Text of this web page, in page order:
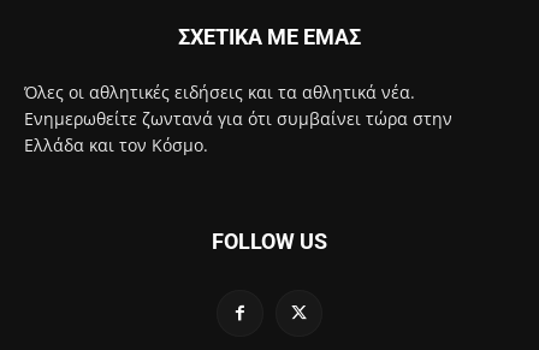
ΣΧΕΤΙΚΑ ΜΕ ΕΜΑΣ
Όλες οι αθλητικές ειδήσεις και τα αθλητικά νέα.
Ενημερωθείτε ζωντανά για ότι συμβαίνει τώρα στην
Ελλάδα και τον Κόσμο.
FOLLOW US